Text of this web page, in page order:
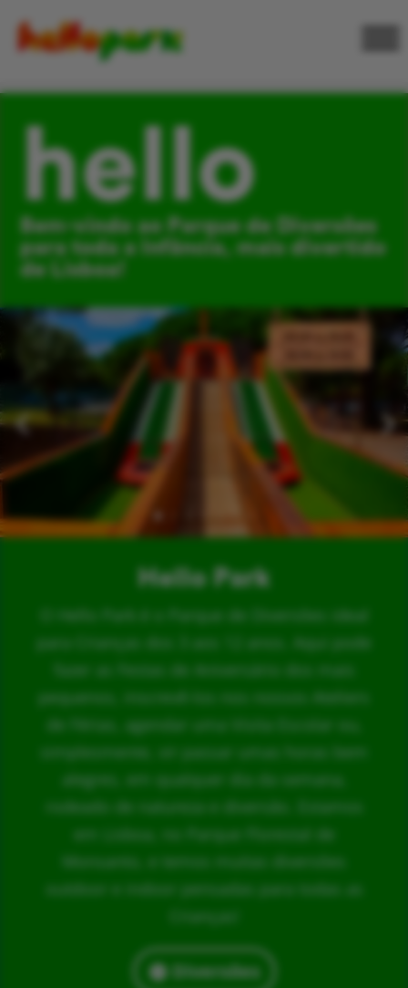
hello
Bem-vindo ao Parque de Diversões
para toda a Infância, mais divertido
de Lisboa!
Hello Park
O Hello Park é o Parque de Diversões ideal
para Crianças dos 3 aos 12 anos. Aqui pode
fazer as Festas de Aniversário dos mais
pequenos, inscrevê-los nos nossos Ateliers
de Férias, agendar uma Visita Escolar ou,
simplesmente, vir passar umas horas bem
alegres, em qualquer dia da semana,
rodeado de natureza e diversão. Estamos
em Lisboa, no Parque Florestal de
Monsanto, e temos muitas diversões
outdoor e indoor pensadas para todas as
Crianças!
Diversões